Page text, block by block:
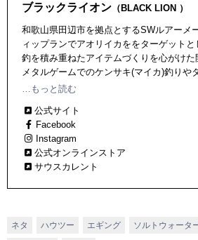
ブラックライオン （BLACK LION ）
和歌山県田辺市を拠点とするSWルアーメ
ィップランでアオリイカををターゲット
釣を積み重ねたアイテムづくりを心がけ
メタルゲームでのケンサキ(マイカ)釣りや
に関するアイテムなども輩出中！
…もっと読む
公式サイト
Facebook
Instagram
公式オンラインストア
サウスカレント
ネタ ハウツー エギング ソルトウォータ